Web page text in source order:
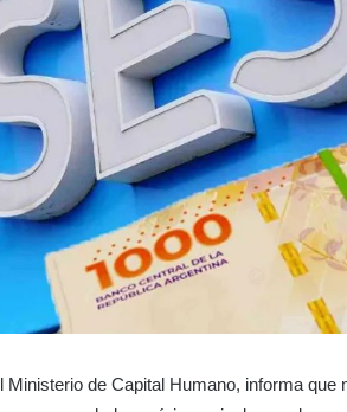
de Capital Humano, informa que